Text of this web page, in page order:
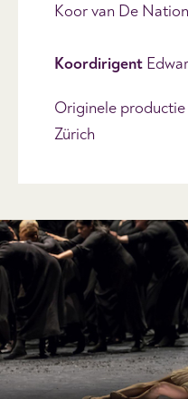
Koor van De
Koordirigent
Originele
Zürich